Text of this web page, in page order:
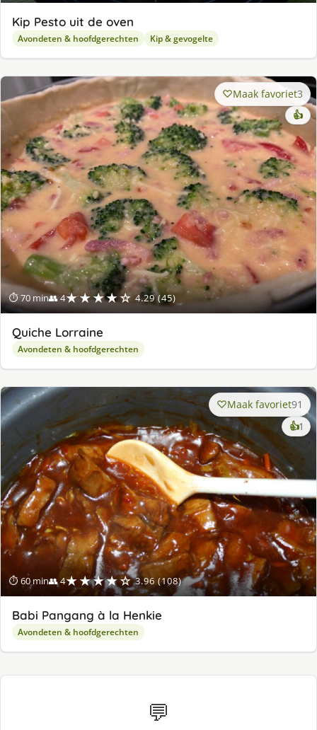
Kip Pesto uit de oven
Avondeten & hoofdgerechten Kip & gevogelte
⏱ 70 min👥 4★★★★☆ 4.29 (45)
Maak favoriet3
👍
Quiche Lorraine
Avondeten & hoofdgerechten
⏱ 60 min👥 4★★★★☆ 3.96 (108)
Maak favoriet91
👍1
Babi Pangang à la Henkie
Avondeten & hoofdgerechten
💬